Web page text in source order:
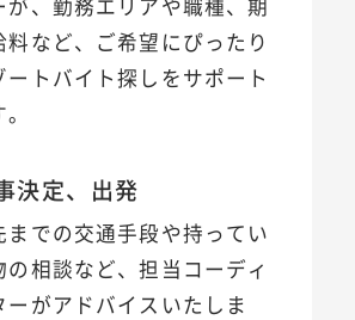
が、勤務エリアや職種、期
料など、ご希望にぴったり
ートバイト探しをサポート
決定、出発
までの交通手段や持ってい
の相談など、担当コーディ
ーがアドバイスいたしま